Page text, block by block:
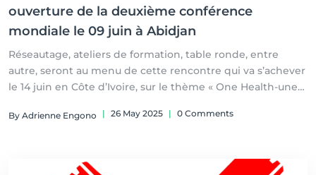
ouverture de la deuxième conférence
mondiale le 09 juin à Abidjan
Réseautage, ateliers de formation, table ronde, entre
autre, seront au menu de cette rencontre qui va s’achever
le 14 juin en Côte d’Ivoire, sur le thème « One Health-une
By Adrienne Engono | 26 May 2025 | 0 Comments